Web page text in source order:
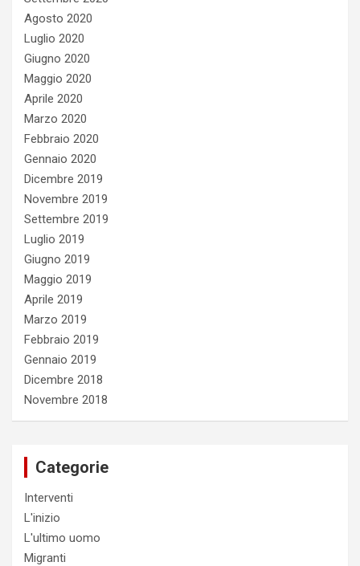
Agosto 2020
Luglio 2020
Giugno 2020
Maggio 2020
Aprile 2020
Marzo 2020
Febbraio 2020
Gennaio 2020
Dicembre 2019
Novembre 2019
Settembre 2019
Luglio 2019
Giugno 2019
Maggio 2019
Aprile 2019
Marzo 2019
Febbraio 2019
Gennaio 2019
Dicembre 2018
Novembre 2018
Categorie
Interventi
L'inizio
L'ultimo uomo
Migranti